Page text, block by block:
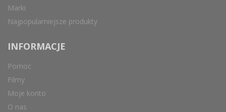
Marki
Najpopularniejsze produkty
INFORMACJE
Pomoc
Filmy
Moje konto
O nas